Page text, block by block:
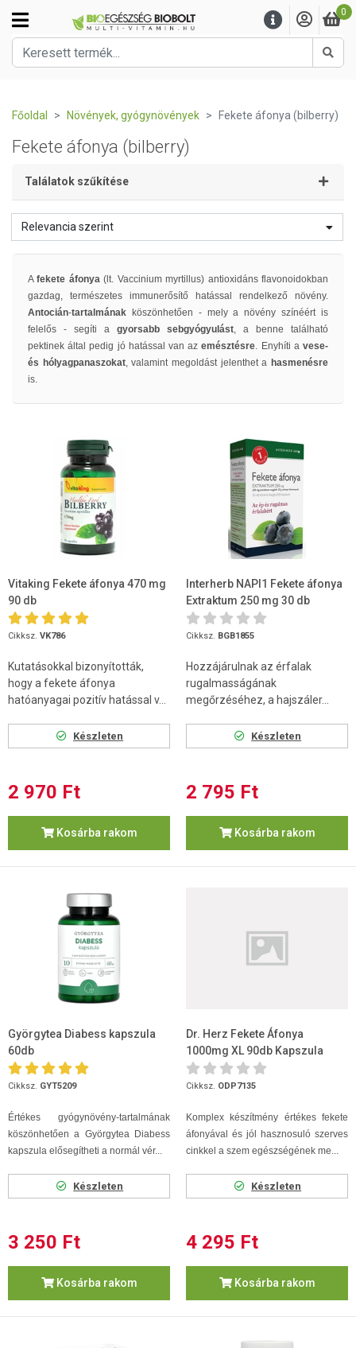
0
Főoldal Növények, gyógynövények Fekete áfonya (bilberry)
Fekete áfonya (bilberry)
Találatok szűkítése
Relevancia szerint
Afekete áfonya(lt. Vaccinium myrtillus) antioxidáns flavonoidokban
gazdag, természetes immunerősítő hatással rendelkező növény.
Antocián-tartalmának
köszönhetően - mely a növény színéért is
felelős - segíti a gyorsabb sebgyógyulást, a benne található
pektinek által pedig jó hatással van azemésztésre. Enyhíti avese-
és hólyagpanaszokat, valamint megoldást jelenthet a hasmenésre
is.
Vitaking Fekete áfonya 470 mg
90 db
Cikksz. VK786
Kutatásokkal bizonyították,
hogy a fekete áfonya
hatóanyagai pozitív hatással v...
Készleten
2 970 Ft
Kosárba rakom
Interherb NAPI1 Fekete áfonya
Extraktum 250 mg 30 db
Cikksz. BGB1855
Hozzájárulnak az érfalak
rugalmasságának
megőrzéséhez, a hajszáler...
Készleten
2 795 Ft
Kosárba rakom
Györgytea Diabess kapszula
60db
Cikksz. GYT5209
Értékes gyógynövény-tartalmának
köszönhetően a Györgytea Diabess
kapszula elősegítheti a normál vér...
Készleten
3 250 Ft
Kosárba rakom
Dr. Herz Fekete Áfonya
1000mg XL 90db Kapszula
Cikksz. ODP7135
Komplex készítmény értékes fekete
áfonyával és jól hasznosuló szerves
cinkkel a szem egészségének me...
Készleten
4 295 Ft
Kosárba rakom